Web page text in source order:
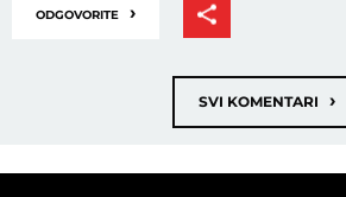
ODGOVORITE ›
SVI KOMENTARI ›